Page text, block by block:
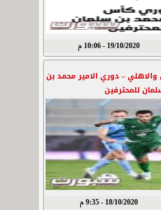
19/10/2020 - 10:06 م
– دوري الامير محمد بن
للمحترفين
18/10/2020 - 9:35 م